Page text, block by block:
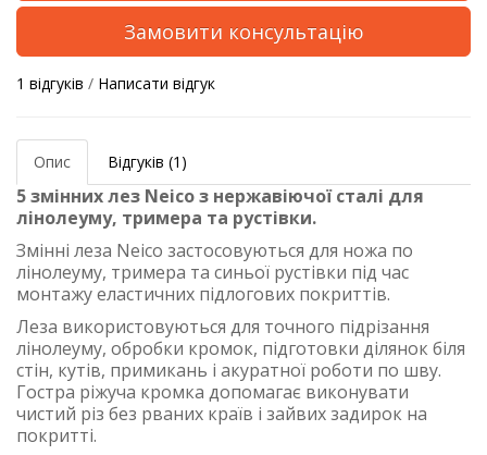
Замовити консультацію
1 відгуків / Написати відгук
Опис Відгуків (1)
5 змінних лез Neico з нержавіючої сталі для
лінолеуму, тримера та рустівки.
Змінні леза Neico застосовуються для ножа по
лінолеуму, тримера та синьої рустівки під час
монтажу еластичних підлогових покриттів.
Леза використовуються для точного підрізання
лінолеуму, обробки кромок, підготовки ділянок біля
стін, кутів, примикань і акуратної роботи по шву.
Гостра ріжуча кромка допомагає виконувати
чистий різ без рваних країв і зайвих задирок на
покритті.